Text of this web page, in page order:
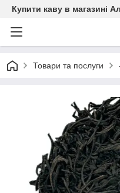
Купити каву в магазині
Товари та послуги